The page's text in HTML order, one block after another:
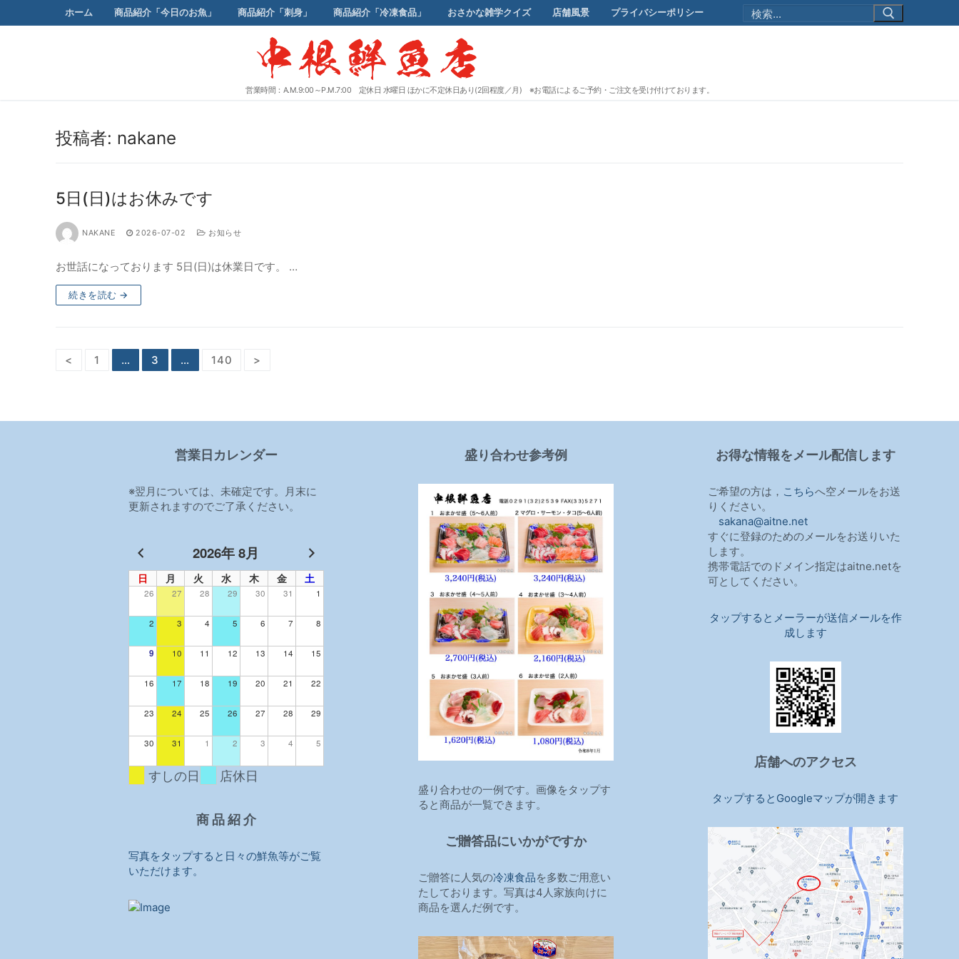
ホーム 商品紹介「今日のお魚」 商品紹介「刺身」 商品紹介「冷凍食品」 おさかな雑学クイズ 店舗風景 プライバシーポリシー 検
索:
営業時間：A.M.9:00～P.M.7:00 定休日 水曜日 ほかに不定休日あり(2回程度／月) ※お電話によるご予約・ご注文を受け付けております。
投稿者: nakane
5日(日)はお休みです
NAKANE 2026-07-02 お知らせ
お世話になっております 5日(日)は休業日です。 …
続きを読む →
投
ナ
< 1 … 3 … 140 >
営業日カレンダー
※翌月については、未確定です。月末に
更新されますのでご了承ください。
2026年 8月
日 月 火 水 木 金 土
26 27 28 29 30 31 1
2 3 4 5 6 7 8
9 10 11 12 13 14 15
16 17 18 19 20 21 22
23 24 25 26 27 28 29
30 31 1 2 3 4 5
すしの日 店休日
商 品 紹 介
写真をタップすると日々の鮮魚等がご覧
いただけます。
盛り合わせ参考例
盛り合わせの一例です。画像をタップす
ると商品が一覧できます。
ご贈答品にいかがですか
ご贈答に人気の冷凍食品を多数ご用意い
たしております。写真は4人家族向けに
商品を選んだ例です。
お得な情報をメール配信します
ご希望の方は， こちらへ空メールをお送
りください。
sakana@aitne.net
すぐに登録のためのメールをお送りいた
します。
携帯電話でのドメイン指定はaitne.netを
可としてください。
タップするとメーラーが送信メールを作
成します
店舗へのアクセス
タップするとGoogleマップが開きます